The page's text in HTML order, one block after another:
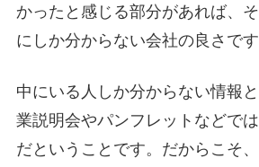
かったと感じる部分があれば、
にしか分からない会社の良さです
中にいる人しか分からない情報
業説明会やパンフレットなどで
だということです。だからこそ